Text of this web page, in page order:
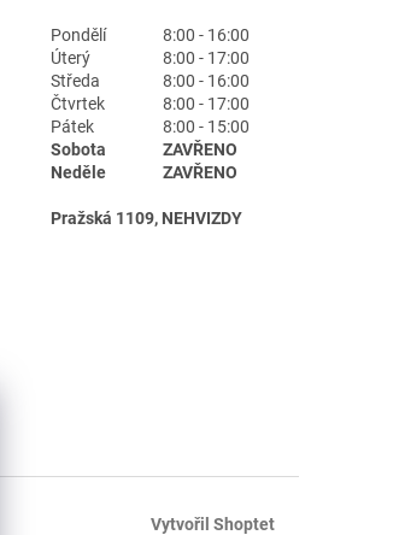
Pondělí
8:00 - 16:00
Úterý
8:00 - 17:00
Středa
8:00 - 16:00
Čtvrtek
8:00 - 17:00
Pátek
8:00 - 15:00
Sobota
ZAVŘENO
Neděle
ZAVŘENO
Pražská 1109, NEHVIZDY
Vytvořil Shoptet